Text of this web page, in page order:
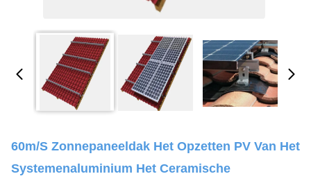
60m/S Zonnepaneeldak Het Opzetten PV Van Het
Systemenaluminium Het Ceramische